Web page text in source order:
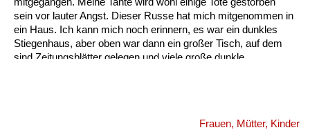
sein vor lauter Angst. Dieser Russe hat mich mitgenommen in
ein Haus. Ich kann mich noch erinnern, es war ein dunkles
Stiegenhaus, aber oben war dann ein großer Tisch, auf dem
sind Zeitungsblätter gelegen und viele große dunkle
Frauen, Mütter, Kinder